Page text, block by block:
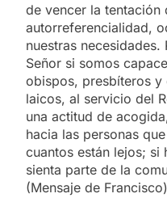
de vencer la tentación
autorreferencialidad,
nuestras necesidades.
Señor si somos
obispos, presbíteros
laicos, al servicio del
una actitud de
hacia las personas
cuantos están lejos; si
sienta parte de la
(Mensaje de Francisco)